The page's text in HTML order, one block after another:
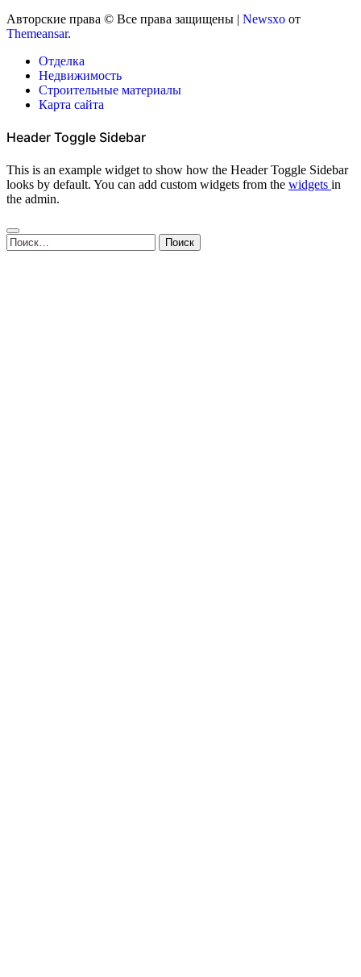
Авторские права © Все права защищены | Newsxo от
Themeansar.
Отделка
Недвижимость
Строительные материалы
Карта сайта
Header Toggle Sidebar
This is an example widget to show how the Header Toggle Sidebar
looks by default. You can add custom widgets from the widgets in
the admin.
Найти: